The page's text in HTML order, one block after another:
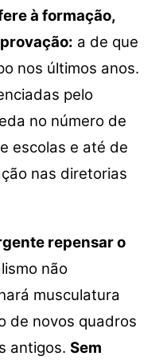
à formação,
a de que
nos últimos anos.
pelo
no número de
escolas e até de
nas diretorias
repensar o
não
musculatura
de novos quadros
antigos. Sem